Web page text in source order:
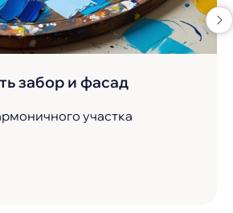
забор и фасад
участка